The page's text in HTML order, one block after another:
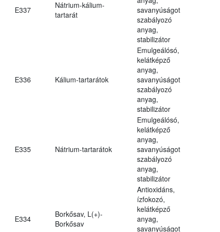
E337
Nátrium-kálium-
tartarát
savanyúságot
szabályozó
anyag,
stabilizátor
E336 Kálium-tartarátok
Emulgeálósó,
kelátképző
anyag,
savanyúságot
szabályozó
anyag,
stabilizátor
E335 Nátrium-tartarátok
Emulgeálósó,
kelátképző
anyag,
savanyúságot
szabályozó
anyag,
stabilizátor
E334
Borkősav, L(+)-
Borkősav
Antioxidáns,
ízfokozó,
kelátképző
anyag,
savanyúságot